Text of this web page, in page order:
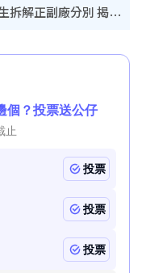
網傳公院改用內地/副廠藥？醫生拆解正副廠分別 揭4類人換藥隨時出事